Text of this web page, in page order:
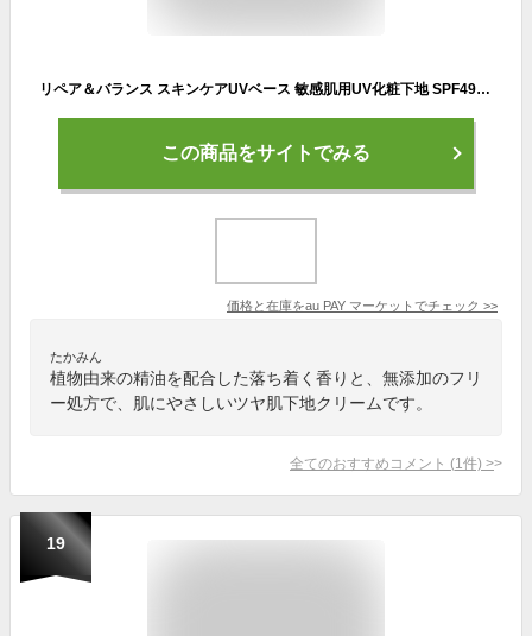
リペア＆バランス スキンケアUVベース 敏感肌用UV化粧下地 SPF49 PA+++ 40g
この商品をサイトでみる
価格と在庫をau PAY マーケット でチェック >>
たかみん
植物由来の精油を配合した落ち着く香りと、無添加のフリ
ー処方で、肌にやさしいツヤ肌下地クリームです。
全てのおすすめコメント (1 件) >
19